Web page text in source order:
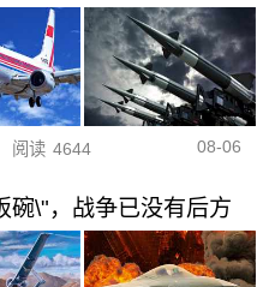
阅读 4644 08-06
碗\"，战争已没有后方